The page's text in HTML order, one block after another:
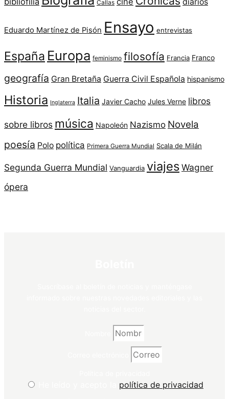
Callas
Eduardo Martínez de Pisón Ensayo entrevistas
España Europa feminismo filosofía Francia Franco
geografía Gran Bretaña Guerra Civil Española hispanismo
Historia Inglaterra Italia Javier Cacho Jules Verne libros
sobre libros música Napoleón Nazismo Novela
poesía Polo política Primera Guerra Mundial Scala de Milán
Segunda Guerra Mundial Vanguardia viajesWagner
ópera
política de privacidad